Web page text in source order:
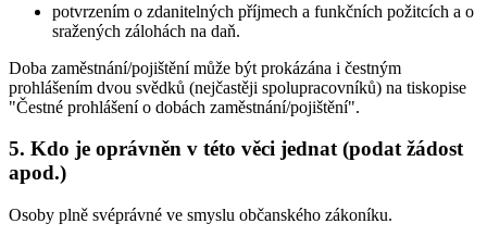
potvrzením o zdanitelných příjmech a funkčních požitcích a o
sražených zálohách na daň.
Doba zaměstnání/pojištění může být prokázána i čestným
prohlášením dvou svědků (nejčastěji spolupracovníků) na tiskopise
"Čestné prohlášení o dobách zaměstnání/pojištění".
5. Kdo je oprávněn v této věci jednat (podat žádost
apod.)
Osoby plně svéprávné ve smyslu občanského zákoníku.